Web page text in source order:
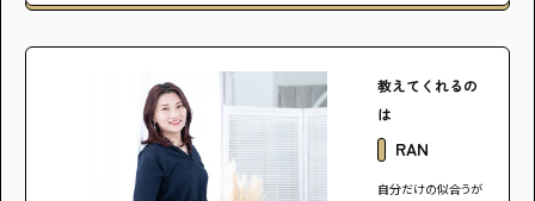
教えてくれるの
は
RAN
自分だけの似合うが